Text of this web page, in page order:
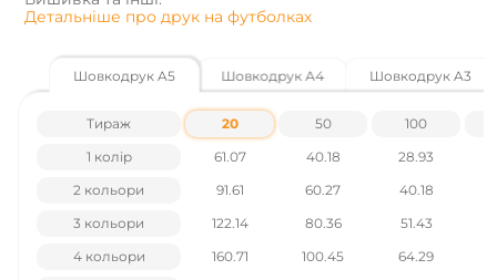
Детальніше про друк на футболках
Характеристики товару:
Щільність - 190 г/м²
Матеріал - 100% бавовна
Стать - Унісекс
Індивідуальна упаковка ні
Маленька упаковка - 10
Ціни вказані без урахування ПДВ.
Шовкодрук A5 Шовкодрук A4 Шовкодрук A3
Тираж 20 50 100
1 колір
61.07 40.18 28.93
2 кольори
91.61 60.27 40.18
3 кольори
122.14 80.36 51.43
4 кольори
160.71 100.45 64.29